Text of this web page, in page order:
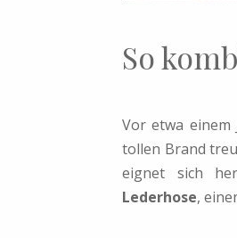
So
Vor etwa
tollen Brand
eignet sich
Lederhose,